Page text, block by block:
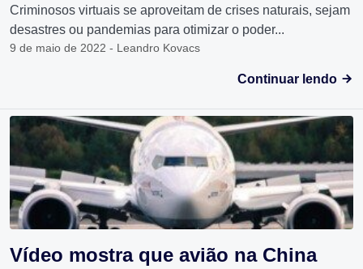
Criminosos virtuais se aproveitam de crises naturais, sejam
desastres ou pandemias para otimizar o poder...
9 de maio de 2022 - Leandro Kovacs
Continuar lendo
Vídeo mostra que avião na China